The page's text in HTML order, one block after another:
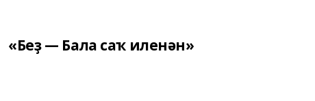
«Беҙ — Бала саҡ иленән»